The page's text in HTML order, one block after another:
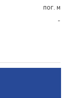
пог. м
-